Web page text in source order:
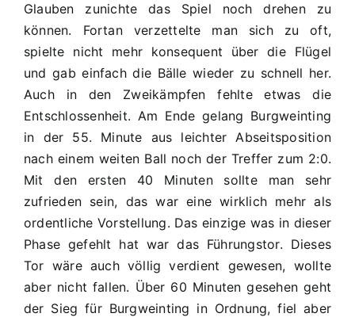
Glauben zunichte das Spiel noch drehen zu
können. Fortan verzettelte man sich zu oft,
spielte nicht mehr konsequent über die Flügel
und gab einfach die Bälle wieder zu schnell her.
Auch in den Zweikämpfen fehlte etwas die
Entschlossenheit. Am Ende gelang Burgweinting
in der 55. Minute aus leichter Abseitsposition
nach einem weiten Ball noch der Treffer zum 2:0.
Mit den ersten 40 Minuten sollte man sehr
zufrieden sein, das war eine wirklich mehr als
ordentliche Vorstellung. Das einzige was in dieser
Phase gefehlt hat war das Führungstor. Dieses
Tor wäre auch völlig verdient gewesen, wollte
aber nicht fallen. Über 60 Minuten gesehen geht
der Sieg für Burgweinting in Ordnung, fiel aber